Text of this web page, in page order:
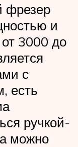
и
3000 до
с
есть
ручкой-
можно